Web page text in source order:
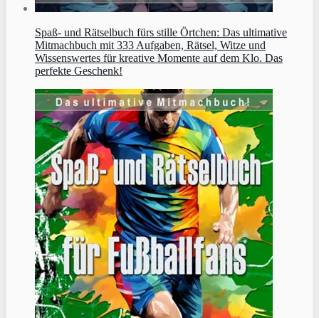
Spaß- und Rätselbuch fürs stille Örtchen: Das ultimative
Mitmachbuch mit 333 Aufgaben, Rätsel, Witze und
Wissenswertes für kreative Momente auf dem Klo. Das
perfekte Geschenk!